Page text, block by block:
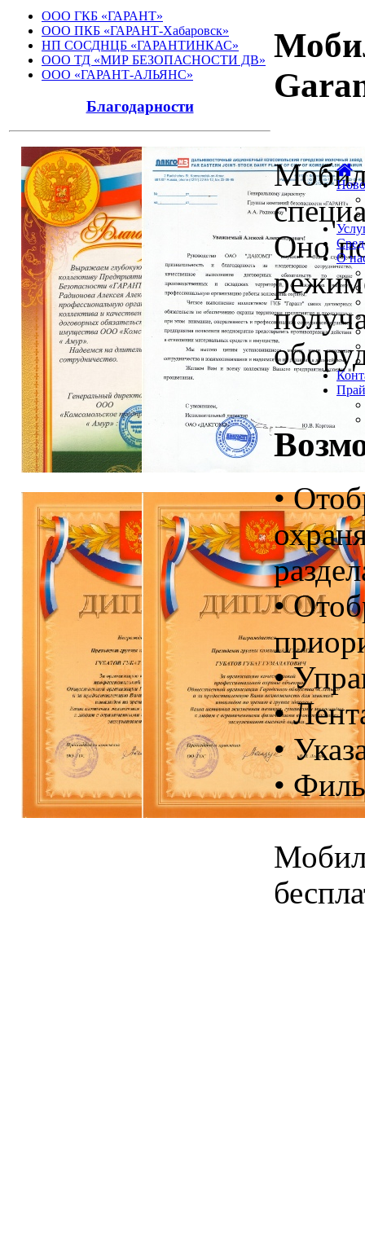
О
ООО ГКБ «ГАРАНТ»
ООО ПКБ «ГАРАНТ-Хабаровск»
НП СОСДНЦБ «ГАРАНТИНКАС»
ООО ТД «МИР БЕЗОПАСНОСТИ ДВ»
ООО «ГАРАНТ-АЛЬЯНС»
Благодарности
Оно
•
•
•
•
•
•